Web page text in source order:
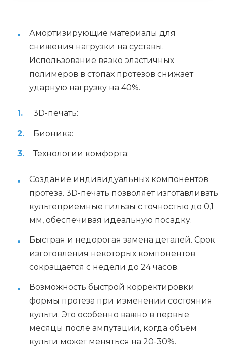
Амортизирующие материалы для
снижения нагрузки на суставы.
Использование вязко эластичных
полимеров в стопах протезов снижает
ударную нагрузку на 40%.
3D-печать:
Бионика:
Технологии комфорта:
Создание индивидуальных компонентов
протеза. 3D-печать позволяет изготавливать
культеприемные гильзы с точностью до 0,1
мм, обеспечивая идеальную посадку.
Быстрая и недорогая замена деталей. Срок
изготовления некоторых компонентов
сокращается с недели до 24 часов.
Возможность быстрой корректировки
формы протеза при изменении состояния
культи. Это особенно важно в первые
месяцы после ампутации, когда объем
культи может меняться на 20-30%.